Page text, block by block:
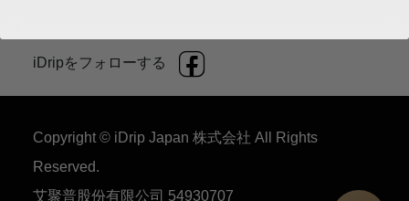
iDripをフォローする
Copyright © iDrip Japan 株式会社 All Rights
Reserved.
艾聚普股份有限公司 54930707